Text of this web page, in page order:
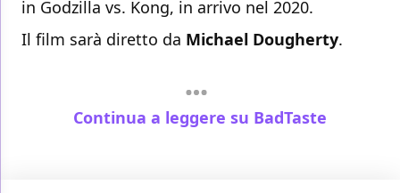
in Godzilla vs. Kong, in arrivo nel 2020.
Il film sarà diretto da Michael Dougherty.
Continua a leggere su BadTaste